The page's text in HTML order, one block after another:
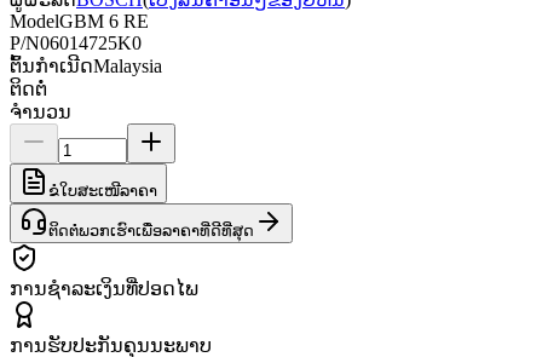
ModelGBM 6 RE
P/N06014725K0
ຕົ້ນກຳເນີດMalaysia
ຕິດຕໍ່
ຈຳນວນ
ຂໍໃບສະເໜີລາຄາ
ຕິດຕໍ່ພວກເຮົາເພື່ອລາຄາທີ່ດີທີ່ສຸດ
ການຊຳລະເງິນທີ່ປອດໄພ
ການຮັບປະກັນຄຸນນະພາບ